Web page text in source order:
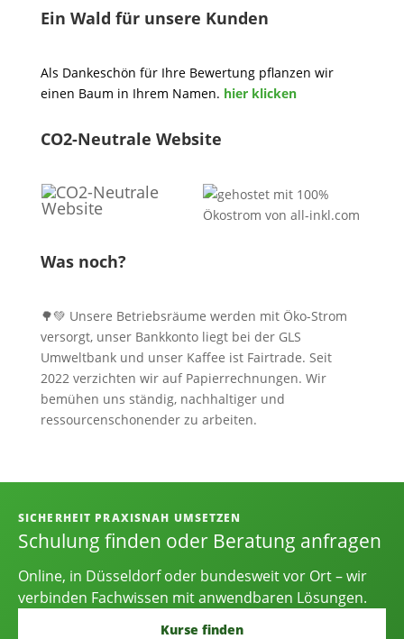
Ein Wald für unsere Kunden
Als Dankeschön für Ihre Bewertung pflanzen wir
einen Baum in Ihrem Namen. hier klicken
CO2-Neutrale Website
Was noch?
🌳💚 Unsere Betriebsräume werden mit Öko-Strom
versorgt, unser Bankkonto liegt bei der GLS
Umweltbank und unser Kaffee ist Fairtrade. Seit
2022 verzichten wir auf Papierrechnungen. Wir
bemühen uns ständig, nachhaltiger und
ressourcenschonender zu arbeiten.
Informationen, Kontakt und
SICHERHEIT PRAXISNAH UMSETZEN
Schulung finden oder Beratung anfragen
Online, in Düsseldorf oder bundesweit vor Ort – wir
verbinden Fachwissen mit anwendbaren Lösungen.
Kurse finden